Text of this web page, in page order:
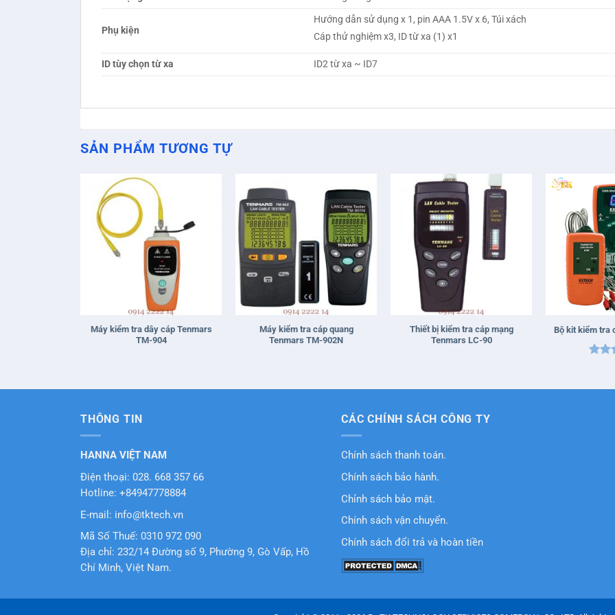
Phụ kiện
Hướng dẫn sử dụng x 1, pin AAA 1.5V x 6, Túi xách
Cáp thử nghiệm x3, ID từ xa (1) x1
ID tùy chọn từ xa ID2 từ xa ~ ID7
SẢN PHẨM TƯƠNG TỰ
Máy kiểm tra dây cáp Tenmars
TM-904
Máy kiểm tra cáp quang
Tenmars TM-902N
Thiết bị kiểm tra cáp mạng
Tenmars LC-90
Bộ kit kiểm tra
sao
THÔNG TIN
HANNA VIỆT NAM
Điện thoại: 028. 668 357 66
Hotline: +84947778884
E-mail: info@tktech.vn
Mã Số Thuế: 0310 972 090
Địa chỉ: 232/14 Đường số 9, Phường 9, Gò Vấp, Hồ
Chí Minh, Việt Nam.
CÁC CHÍNH SÁCH CÔNG TY
Chính sách thanh toán.
Chính sách bảo hành.
Chỉnh sách bảo mật.
Chính sách vận chuyển.
Chính sách đổi trả và hoàn tiền